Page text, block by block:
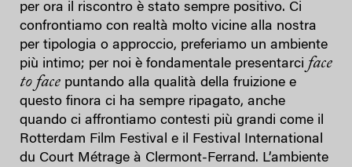
per ora il riscontro è stato sempre positivo. Ci
confrontiamo con realtà molto vicine alla nostra
per tipologia o approccio, preferiamo un ambiente
più intimo; per noi è fondamentale presentarci face
to face puntando alla qualità della fruizione e
questo finora ci ha sempre ripagato, anche
quando ci affrontiamo contesti più grandi come il
Rotterdam Film Festival e il Festival International
du Court Métrage à Clermont-Ferrand. L’ambiente